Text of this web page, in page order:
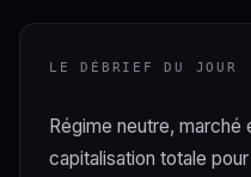
LE DÉBRIEF DU JOUR
Régime neutre,
capitalisation totale